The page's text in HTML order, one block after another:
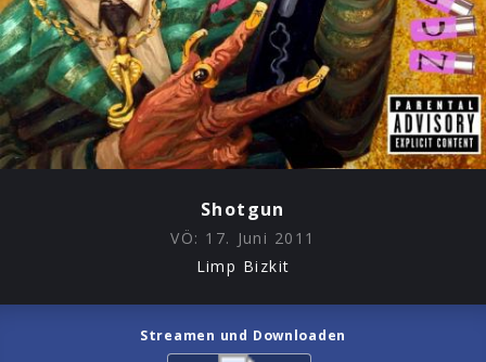
Shotgun
VÖ: 17. Juni 2011
Limp Bizkit
Streamen und Downloaden